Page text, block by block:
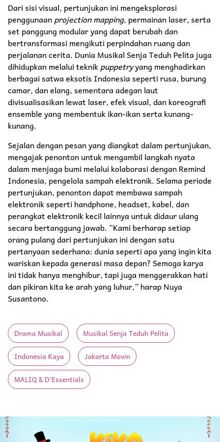
Dari sisi visual, pertunjukan ini mengeksplorasi
penggunaanprojection mapping, permainan laser, serta
set panggung modular yang dapat berubah dan
bertransformasi mengikuti perpindahan ruang dan
perjalanan cerita. Dunia Musikal Senja Teduh Pelita juga
dihidupkan melalui teknikpuppetryyang menghadirkan
berbagai satwa eksotis Indonesia seperti rusa, burung
camar, dan elang, sementara adegan laut
divisualisasikan lewat laser, efek visual, dan koreografi
ensemble yang membentuk ikan-ikan serta kunang-
kunang.
Sejalan dengan pesan yang diangkat dalam pertunjukan,
mengajak penonton untuk mengambil langkah nyata
dalam menjaga bumi melalui kolaborasi dengan Remind
Indonesia, pengelola sampah elektronik. Selama periode
pertunjukan, penonton dapat membawa sampah
elektronik seperti handphone, headset, kabel, dan
perangkat elektronik kecil lainnya untuk didaur ulang
secara bertanggung jawab. “Kami berharap setiap
orang pulang dari pertunjukan ini dengan satu
pertanyaan sederhana: dunia seperti apa yang ingin kita
wariskan kepada generasi masa depan? Semoga karya
ini tidak hanya menghibur, tapi juga menggerakkan hati
dan pikiran kita ke arah yang luhur,” harap Nuya
Susantono.
Drama Musikal Musikal Senja Teduh Pelita
Indonesia Kaya Jakarta Movin
MALIQ & D’Essentials